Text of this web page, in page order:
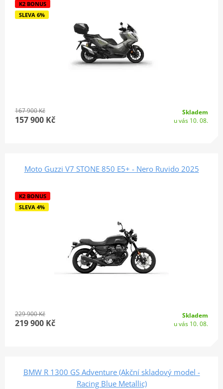
K2 BONUS
SLEVA 6%
167 900 Kč
157 900 Kč
Skladem
u vás 10. 08.
Moto Guzzi V7 STONE 850 E5+ - Nero Ruvido 2025
K2 BONUS
SLEVA 4%
229 900 Kč
219 900 Kč
Skladem
u vás 10. 08.
BMW R 1300 GS Adventure (Akční skladový model -
Racing Blue Metallic)